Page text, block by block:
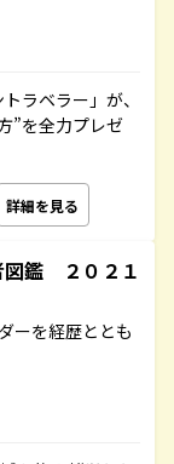
ラベラー」が、
”を全力プレゼ
詳細を見る
鑑 ２０２１
ーを経歴ととも